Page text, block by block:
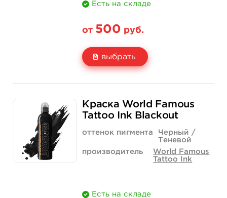
Есть на складе
от 500 руб.
выбрать
Количество
500 руб.
купить
700 руб.
купить
Краска World Famous
Tattoo Ink Blackout
оттенок пигмента
Черный /
Теневой
производитель
World Famous
Tattoo Ink
Есть на складе